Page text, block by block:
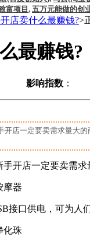
富项目 , 五万元能做的创
店卖什么最赚钱?>
最赚钱?
影响指数 ：
定要卖需求量大的商
一定要卖需求量
器
口供电，可为人
珠